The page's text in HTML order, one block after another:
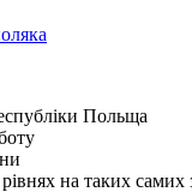
Польща
на таких самих